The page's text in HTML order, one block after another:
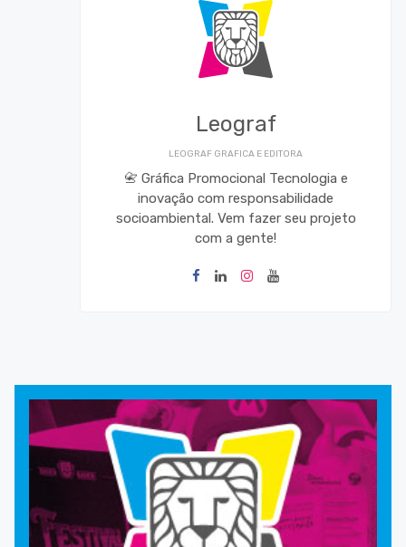
Leograf
LEOGRAF GRAFICA E EDITORA
📇 Gráfica Promocional Tecnologia e
inovação com responsabilidade
socioambiental. Vem fazer seu projeto
com a gente!